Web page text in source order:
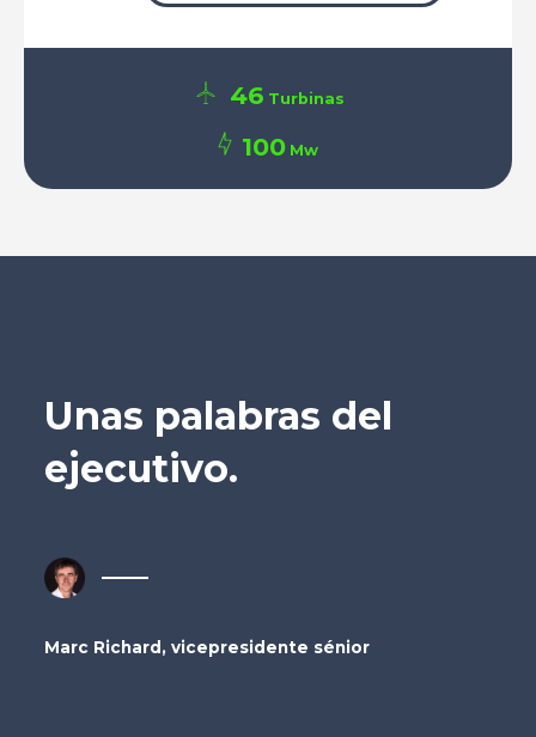
46 Turbinas
100 Mw
Unas palabras del
ejecutivo.
Marc Richard, vicepresidente sénior